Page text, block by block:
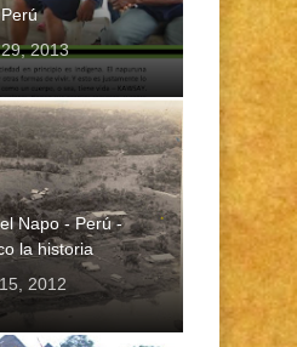
2013
Napo - Perú -
la historia
2012